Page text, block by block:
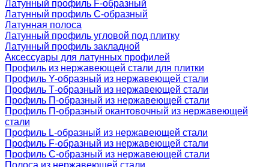
Латунный профиль F-образный
Латунный профиль C-образный
Латунная полоса
Латунный профиль угловой под плитку
Латунный профиль закладной
Аксессуары для латунных профилей
Профиль из нержавеющей стали для плитки
Профиль Y-образный из нержавеющей стали
Профиль Т-образный из нержавеющей стали
Профиль П-образный из нержавеющей стали
Профиль П-образный окантовочный из нержавеющей
стали
Профиль L-образный из нержавеющей стали
Профиль F-образный из нержавеющей стали
Профиль C-образный из нержавеющей стали
Полоса из нержавеющей стали